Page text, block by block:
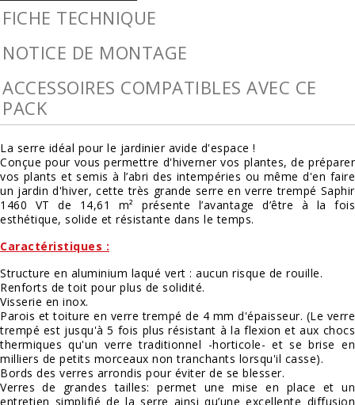
FICHE TECHNIQUE
NOTICE DE MONTAGE
ACCESSOIRES COMPATIBLES AVEC CE
PACK
La serre idéal pour le jardinier avide d'espace !
Conçue pour vous permettre d'hiverner vos plantes, de préparer
vos plants et semis à l’abri des intempéries ou même d'en faire
un jardin d'hiver, cette très grande serre en verre trempé Saphir
1460 VT de 14,61 m² présente l’avantage d’être à la fois
esthétique, solide et résistante dans le temps.
Caractéristiques :
Structure en aluminium laqué vert : aucun risque de rouille.
Renforts de toit pour plus de solidité.
Visserie en inox.
Parois et toiture en verre trempé de 4 mm d'épaisseur. (Le verre
trempé est jusqu'à 5 fois plus résistant à la flexion et aux chocs
thermiques qu'un verre traditionnel -horticole- et se brise en
milliers de petits morceaux non tranchants lorsqu'il casse).
Bords des verres arrondis pour éviter de se blesser.
Verres de grandes tailles: permet une mise en place et un
entretien simplifié de la serre ainsi qu’une excellente diffusion